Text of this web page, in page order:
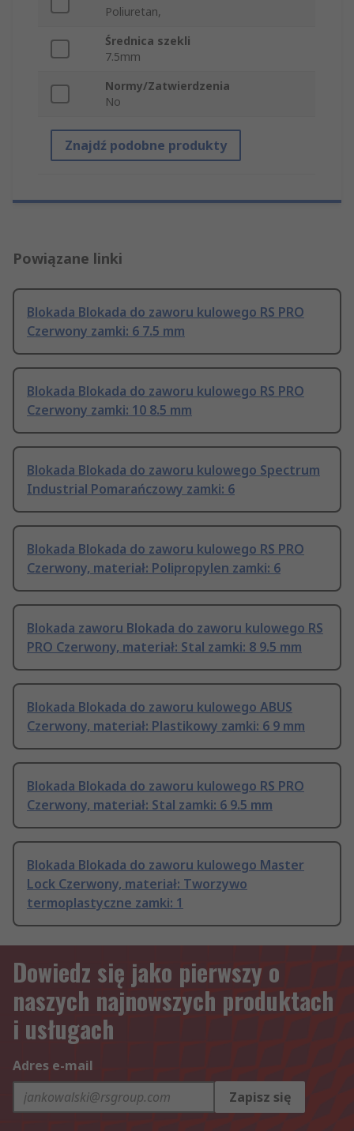
Poliuretan,
Średnica szekli
7.5mm
Normy/Zatwierdzenia
No
Znajdź podobne produkty
Powiązane linki
Blokada Blokada do zaworu kulowego RS PRO
Czerwony zamki: 6 7.5 mm
Blokada Blokada do zaworu kulowego RS PRO
Czerwony zamki: 10 8.5 mm
Blokada Blokada do zaworu kulowego Spectrum
Industrial Pomarańczowy zamki: 6
Blokada Blokada do zaworu kulowego RS PRO
Czerwony, materiał: Polipropylen zamki: 6
Blokada zaworu Blokada do zaworu kulowego RS
PRO Czerwony, materiał: Stal zamki: 8 9.5 mm
Blokada Blokada do zaworu kulowego ABUS
Czerwony, materiał: Plastikowy zamki: 6 9 mm
Blokada Blokada do zaworu kulowego RS PRO
Czerwony, materiał: Stal zamki: 6 9.5 mm
Blokada Blokada do zaworu kulowego Master
Lock Czerwony, materiał: Tworzywo
termoplastyczne zamki: 1
Dowiedz się jako pierwszy o
naszych najnowszych produktach
i usługach
Adres e-mail
Zapisz się